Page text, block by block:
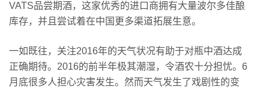
VATS品尝期酒，这家优秀的进口商拥有大量波尔多佳酿
库存，并且尝试着在中国更多渠道拓展生意。
一如既往，关注2016年的天气状况有助于对瓶中酒达成
正确期待。2016的前半年极其潮湿，令酒农十分担忧。6
月底很多人担心灾害发生。然而天气发生了戏剧性的变